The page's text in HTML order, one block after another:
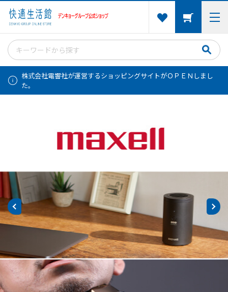
株式会社電響社が運営するショッピングサイトがＯＰＥＮしまし
た。